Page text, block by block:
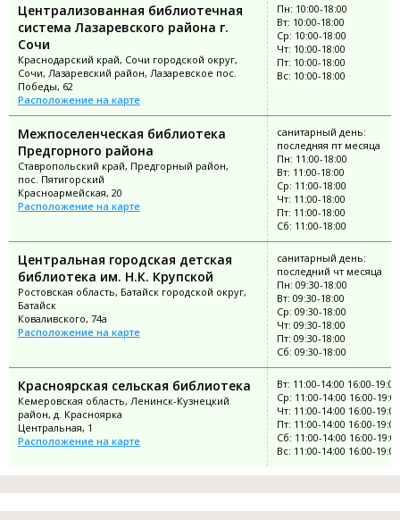
Централизованная библиотечная
система Лазаревского района г.
Сочи
Краснодарский край, Сочи городской округ,
Сочи, Лазаревский район, Лазаревское пос.
Победы, 62
Расположение на карте
Пн: 10:00-18:00
Вт: 10:00-18:00
Ср: 10:00-18:00
Чт: 10:00-18:00
Пт: 10:00-18:00
Вс: 10:00-18:00
Межпоселенческая библиотека
Предгорного района
Ставропольский край, Предгорный район,
пос. Пятигорский
Красноармейская, 20
Расположение на карте
санитарный день:
последняя пт месяца
Пн: 11:00-18:00
Вт: 11:00-18:00
Ср: 11:00-18:00
Чт: 11:00-18:00
Пт: 11:00-18:00
Сб: 11:00-18:00
Центральная городская детская
библиотека им. Н.К. Крупской
Ростовская область, Батайск городской округ,
Батайск
Коваливского, 74а
Расположение на карте
санитарный день:
последний чт месяца
Пн: 09:30-18:00
Вт: 09:30-18:00
Ср: 09:30-18:00
Чт: 09:30-18:00
Пт: 09:30-18:00
Сб: 09:30-18:00
Красноярская сельская библиотека
Кемеровская область, Ленинск-Кузнецкий
район, д. Красноярка
Центральная, 1
Расположение на карте
Вт: 11:00-14:00 16:00-19:00
Ср: 11:00-14:00 16:00-19:00
Чт: 11:00-14:00 16:00-19:00
Пт: 11:00-14:00 16:00-19:00
Сб: 11:00-14:00 16:00-19:00
Вс: 11:00-14:00 16:00-19:00